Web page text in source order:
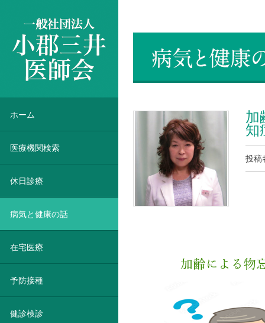
加
知
投
ホーム
医療機関検索
休日診療
病気と健康の話
在宅医療
予防接種
健診検診